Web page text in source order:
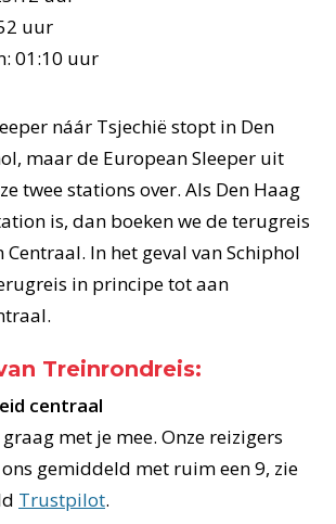
uur
01:10 uur
náár Tsjechië stopt in Den
maar de European Sleeper uit
twee stations over. Als Den Haag
is, dan boeken we de terugreis
In het geval van Schiphol
in principe tot aan
Treinrondreis:
centraal
met je mee. Onze reizigers
gemiddeld met ruim een 9, zie
Trustpilot.